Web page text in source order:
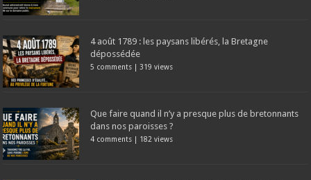
4 août 1789 : les paysans libérés, la Bretagne
dépossédée
5 comments | 319 views
Que faire quand il n’y a presque plus de bretonnants
dans nos paroisses ?
4 comments | 182 views